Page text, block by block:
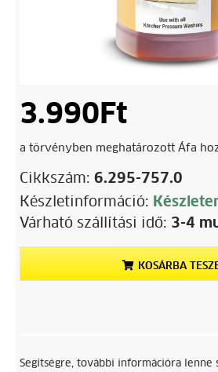
3.990 Ft
a törvényben meghatározott Áfa
Cikkszám: 6.295-757.0
Készletinformáció:
Várható szállítási idő: 3-4
KOSÁRBA
Segítségre, további információra lenne